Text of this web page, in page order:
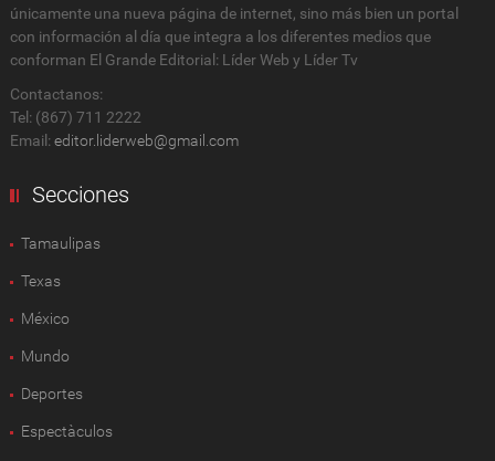
únicamente una nueva página de internet, sino más bien un portal
con información al día que integra a los diferentes medios que
conforman El Grande Editorial: Líder Web y Líder Tv
Contactanos:
Tel: (867) 711 2222
Email: editor.liderweb@gmail.com
Secciones
Tamaulipas
Texas
México
Mundo
Deportes
Espectàculos